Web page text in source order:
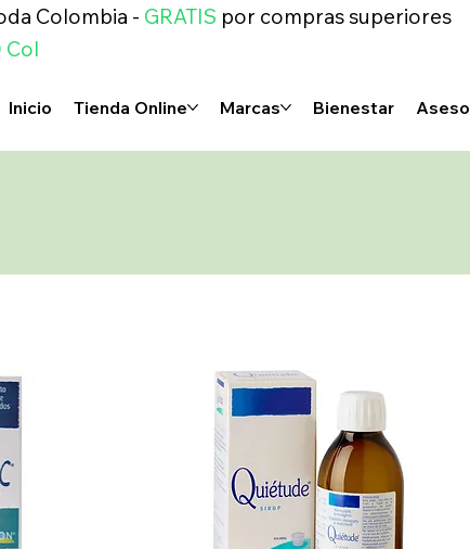
Colombia - GRATIS por compras superiores
Col
Inicio Tienda Online Marcas Bienestar